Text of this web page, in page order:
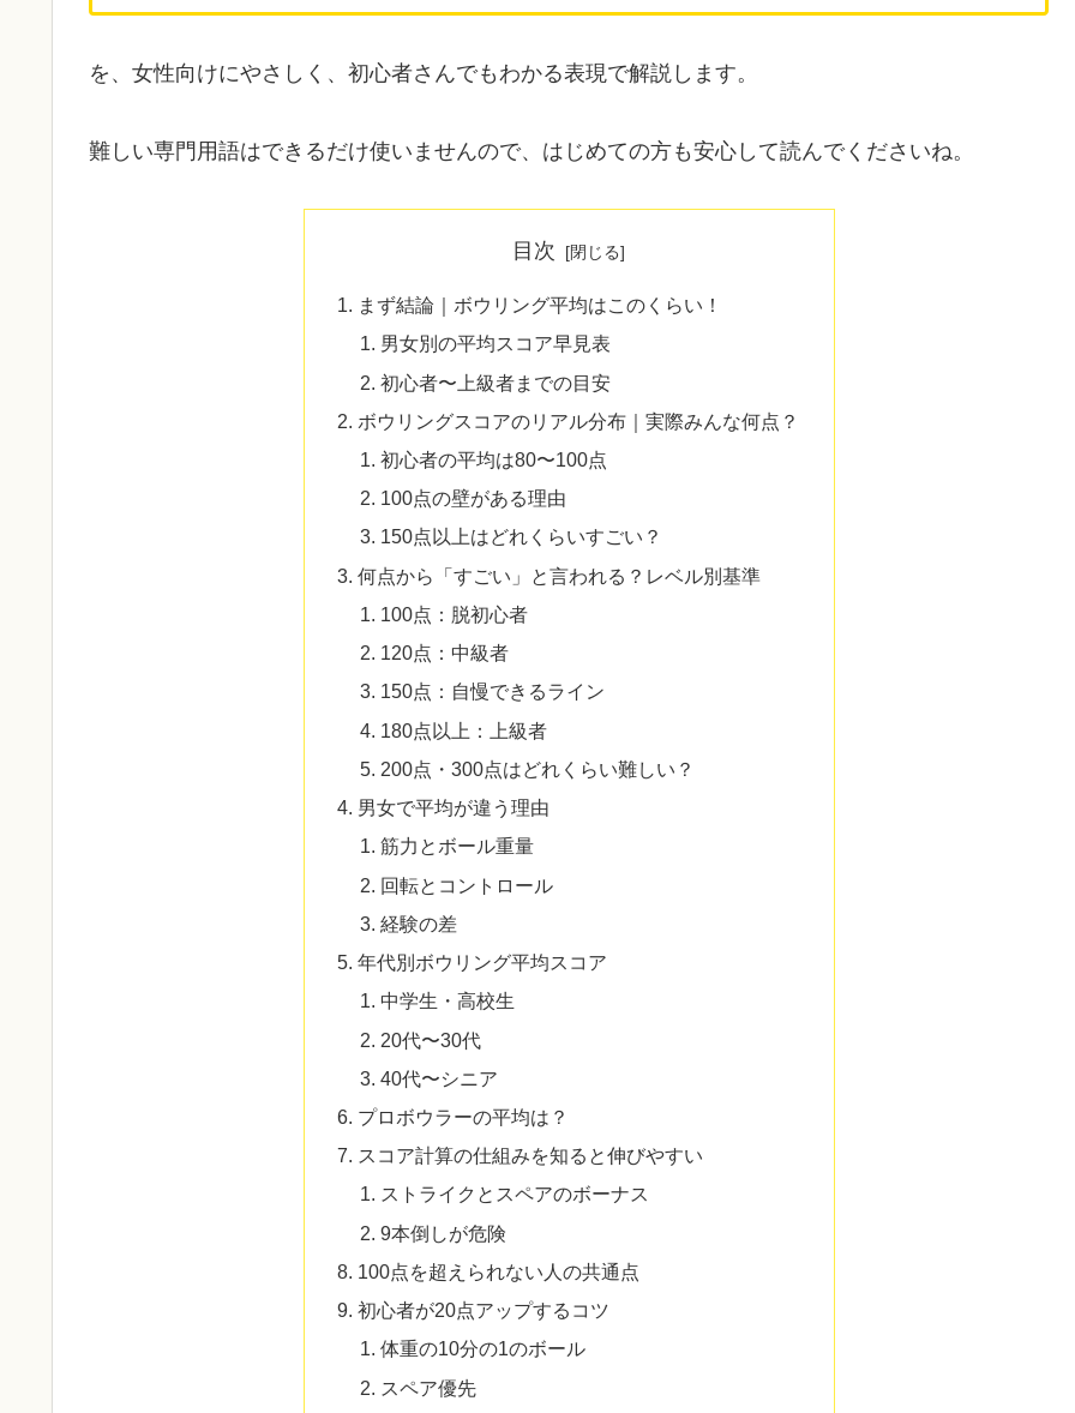
を、女性向けにやさしく、初心者さんでもわかる表現で解説します。
難しい専門用語はできるだけ使いませんので、はじめての方も安心して読んでくださいね。
目次
まず結論｜ボウリング平均はこのくらい！
男女別の平均スコア早見表
初心者〜上級者までの目安
ボウリングスコアのリアル分布｜実際みんな何点？
初心者の平均は80〜100点
100点の壁がある理由
150点以上はどれくらいすごい？
何点から「すごい」と言われる？レベル別基準
100点：脱初心者
120点：中級者
150点：自慢できるライン
180点以上：上級者
200点・300点はどれくらい難しい？
男女で平均が違う理由
筋力とボール重量
回転とコントロール
経験の差
年代別ボウリング平均スコア
中学生・高校生
20代〜30代
40代〜シニア
プロボウラーの平均は？
スコア計算の仕組みを知ると伸びやすい
ストライクとスペアのボーナス
9本倒しが危険
100点を超えられない人の共通点
初心者が20点アップするコツ
体重の10分の1のボール
スペア優先